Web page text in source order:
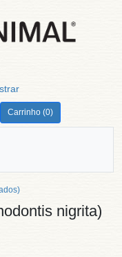
Carrinho (0)
nigrita)